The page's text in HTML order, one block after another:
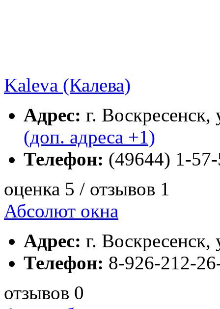
Kaleva (Калева)
Адрес: г.
(доп. адреса +1)
Телефон: (49644) 1-
оценка 5 / отзывов 1
Абсолют окна
Адрес: г.
Телефон: 8-926-212-
отзывов 0